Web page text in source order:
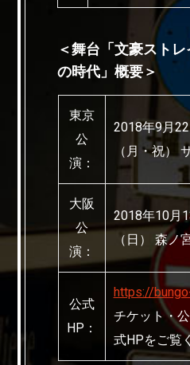
＜舞台「文豪スト
の時代」概要＞
東京
公
演：
2018年9月
（月・祝）
大阪
公
演：
2018年10月
（日） 森ノ
公式
HP：
https://
チケット・
式HPをご覧